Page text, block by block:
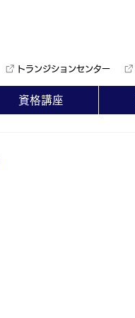
トランジションセンター
資格講座